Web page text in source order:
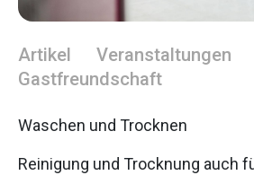
Artikel Veranstaltungen
Gastfreundschaft
Waschen und Trocknen
Reinigung und Trocknung auch